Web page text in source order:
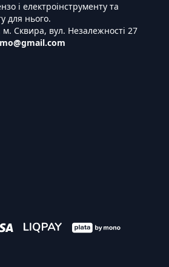
і електроінструменту та
для нього.
м. Сквира, вул. Незалежності 27